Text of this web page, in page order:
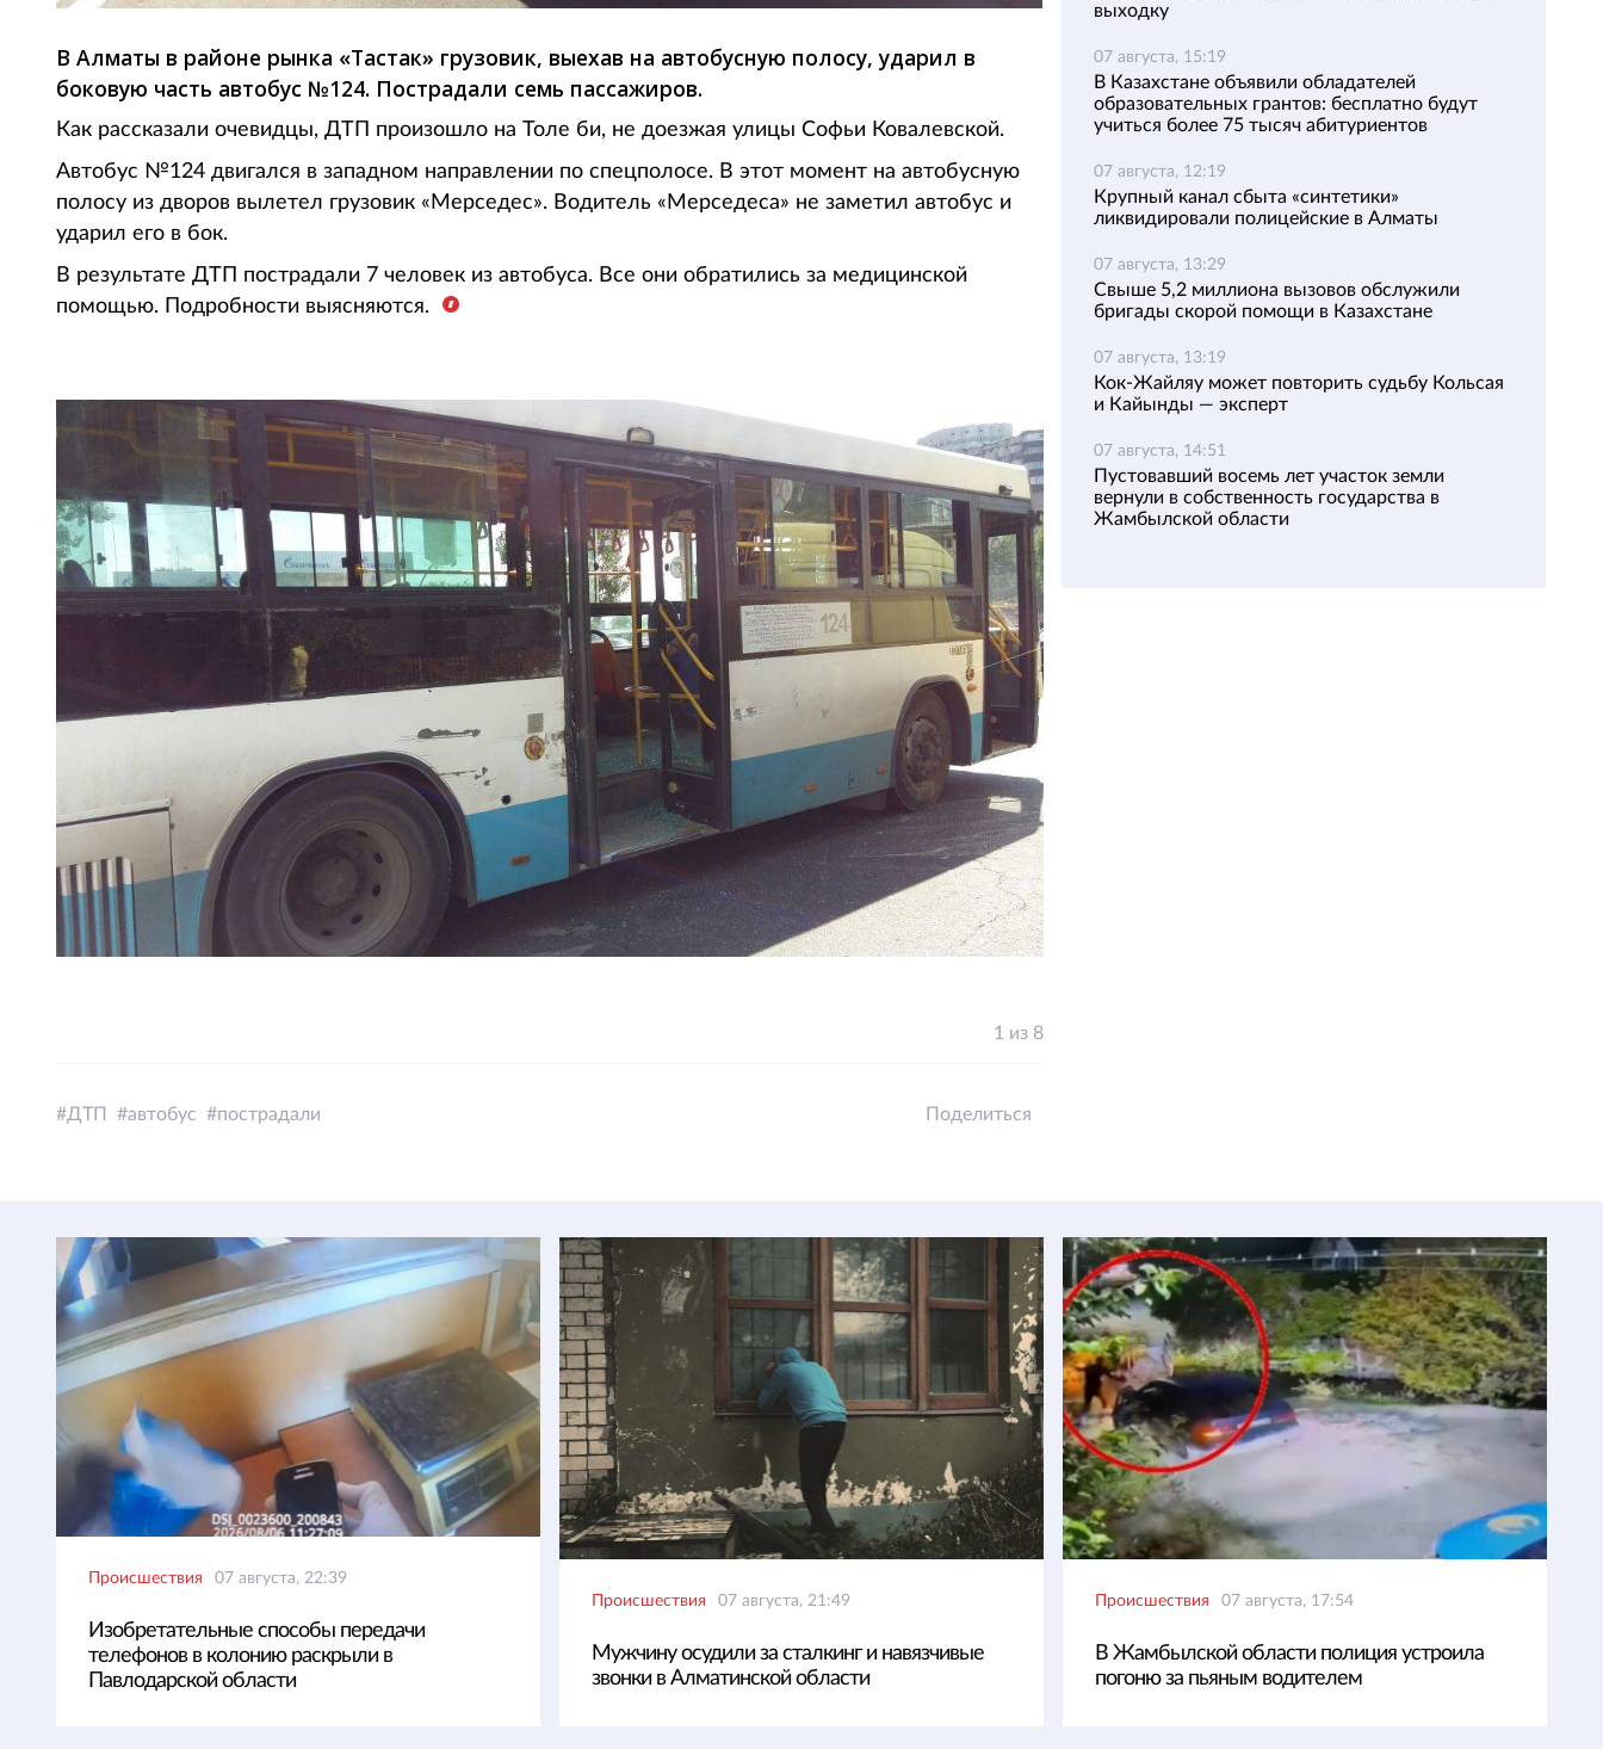
В Алматы в районе рынка «Тастак» грузовик, выехав на автобусную полосу, ударил в
боковую часть автобус №124. Пострадали семь пассажиров.
Как рассказали очевидцы, ДТП произошло на Толе би, не доезжая улицы Софьи Ковалевской.
Автобус №124 двигался в западном направлении по спецполосе. В этот момент на автобусную
полосу из дворов вылетел грузовик «Мерседес». Водитель «Мерседеса» не заметил автобус и
ударил его в бок.
В результате ДТП пострадали 7 человек из автобуса. Все они обратились за медицинской
помощью. Подробности выясняются.
1 из 8
ДТП автобус пострадали Поделиться
выходку
07 августа, 15:19
В Казахстане объявили обладателей
образовательных грантов: бесплатно будут
учиться более 75 тысяч абитуриентов
07 августа, 12:19
Крупный канал сбыта «синтетики»
ликвидировали полицейские в Алматы
07 августа, 13:29
Свыше 5,2 миллиона вызовов обслужили
бригады скорой помощи в Казахстане
07 августа, 13:19
Кок-Жайляу может повторить судьбу Кольсая
и Кайынды — эксперт
07 августа, 14:51
Пустовавший восемь лет участок земли
вернули в собственность государства в
Жамбылской области
Происшествия 07 августа, 22:39
Изобретательные способы передачи
телефонов в колонию раскрыли в
Павлодарской области
Происшествия 07 августа, 21:49
Мужчину осудили за сталкинг и навязчивые
звонки в Алматинской области
Происшествия 07 августа, 17:54
В Жамбылской области полиция устроила
погоню за пьяным водителем